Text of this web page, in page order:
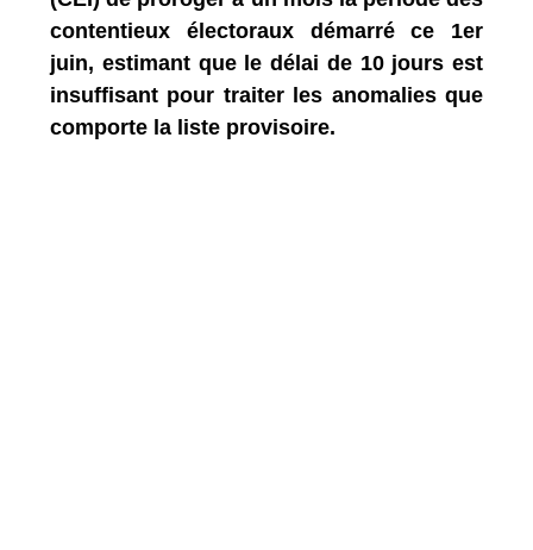
contentieux électoraux démarré ce 1er
juin, estimant que le délai de 10 jours est
insuffisant pour traiter les anomalies que
comporte la liste provisoire.